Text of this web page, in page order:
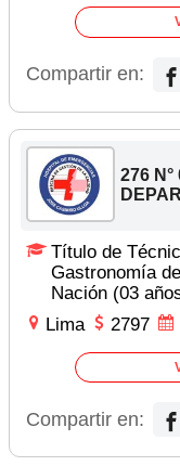
Compartir en:
276
Título de
Gastronomía
Nación (03
Lima
2797
Compartir en: